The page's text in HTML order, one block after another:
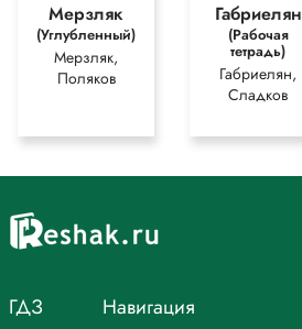
Мерзляк
(Углубленный)
Мерзляк,
Поляков
Габриелян
(Рабочая
тетрадь)
Габриелян,
Сладков
ГДЗ Навигация